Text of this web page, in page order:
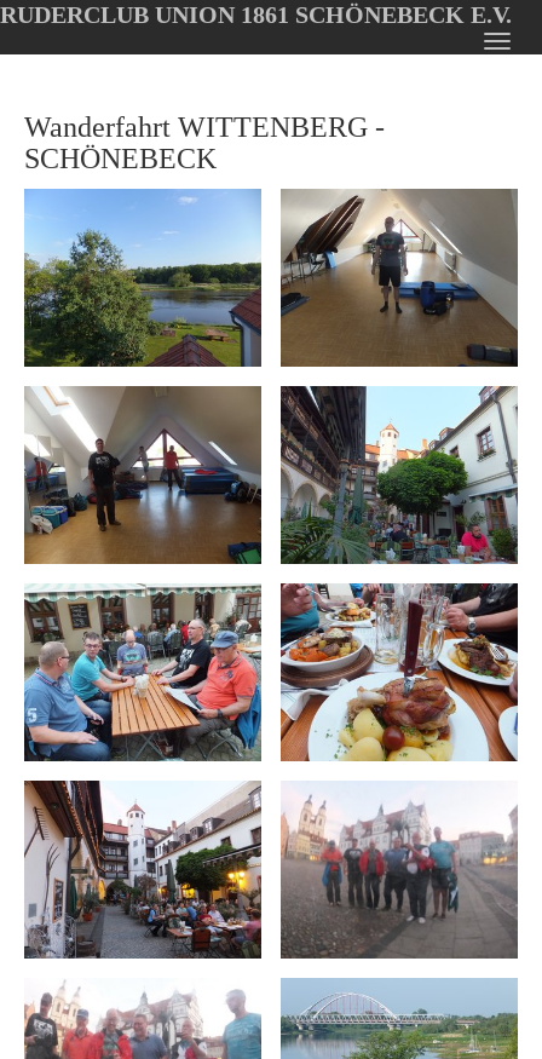
Oops, an error occurred! Code: 20260809124939e94c7952
main
content
RUDERCLUB UNION 1861 SCHÖNEBECK E.V.
Wanderfahrt WITTENBERG -
SCHÖNEBECK